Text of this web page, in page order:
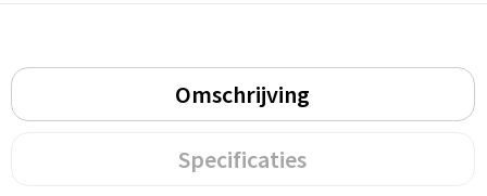
Omschrijving
Specificaties